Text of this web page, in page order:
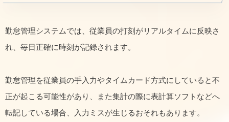
勤怠管理システムでは、従業員の打刻がリアルタイムに反映さ
れ、毎日正確に時刻が記録されます。
勤怠管理を従業員の手入力やタイムカード方式にしていると不
正が起こる可能性があり、また集計の際に表計算ソフトなどへ
転記している場合、入力ミスが生じるおそれもあります。